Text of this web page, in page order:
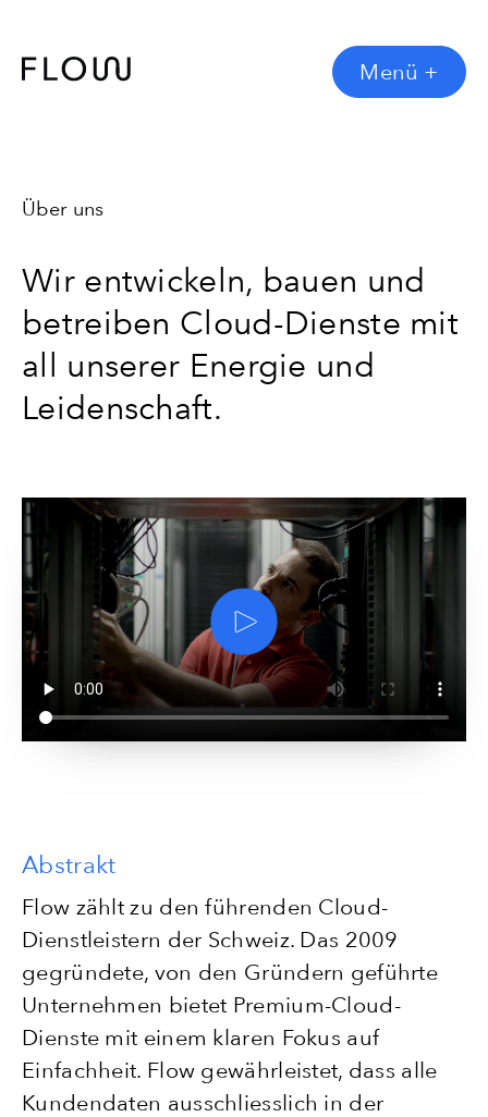
Menü +
Über uns
Wir entwickeln, bauen und
betreiben Cloud-Dienste mit
all unserer Energie und
Leidenschaft.
Abstrakt
Flow zählt zu den führenden Cloud-
Dienstleistern der Schweiz. Das 2009
gegründete, von den Gründern geführte
Unternehmen bietet Premium-Cloud-
Dienste mit einem klaren Fokus auf
Einfachheit. Flow gewährleistet, dass alle
Kundendaten ausschliesslich in der